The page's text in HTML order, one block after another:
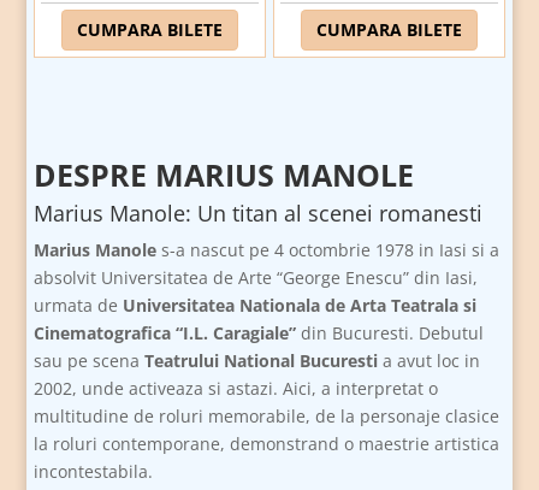
CUMPARA BILETE CUMPARA BILETE
DESPRE MARIUS MANOLE
Marius Manole: Un titan al scenei romanesti
Marius Manole s-a nascut pe 4 octombrie 1978 in Iasi si a
absolvit Universitatea de Arte “George Enescu” din Iasi,
urmata de Universitatea Nationala de Arta Teatrala si
Cinematografica “I.L. Caragiale” din Bucuresti. Debutul
sau pe scenaTeatrului National Bucuresti a avut loc in
2002, unde activeaza si astazi. Aici, a interpretat o
multitudine de roluri memorabile, de la personaje clasice
la roluri contemporane, demonstrand o maestrie artistica
incontestabila.